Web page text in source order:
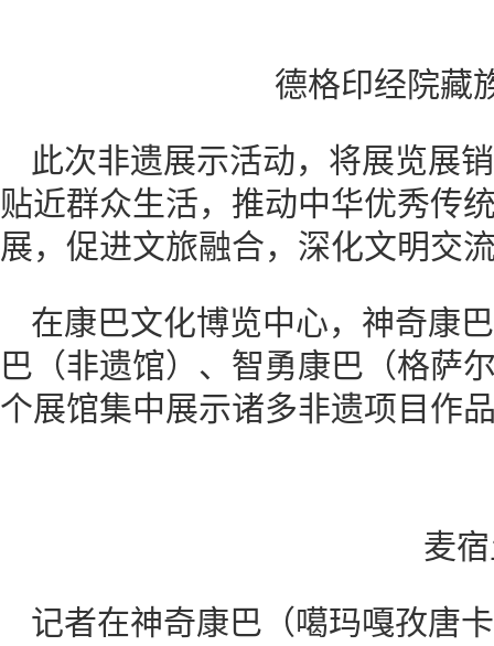
德格印经院藏
此次非遗展示活动，将展览展
贴近群众生活，推动中华优秀传
展，促进文旅融合，深化文明交
在康巴文化博览中心，神奇康
巴（非遗馆）、智勇康巴（格萨
个展馆集中展示诸多非遗项目作
麦
记者在神奇康巴（噶玛嘎孜唐